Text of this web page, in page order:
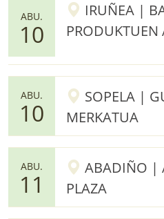
ABU.
10
IRUÑEA |
ABU.
10
SOPELA |
MERKATUA
ABU.
11
ABADIÑO |
PLAZA